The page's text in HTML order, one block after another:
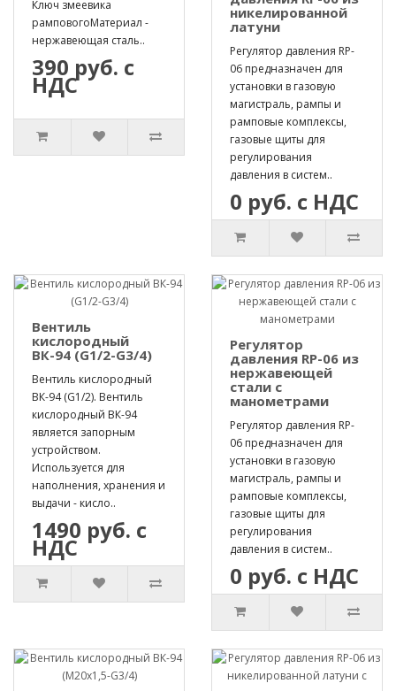
Ключ змеевика
рамповогоМатериал -
нержавеющая сталь..
390 руб. с
НДС
никелированной
латуни
Регулятор давления RP-
06 предназначен для
установки в газовую
магистраль, рампы и
рамповые комплексы,
газовые щиты для
регулирования
давления в систем..
0 руб. с НДС
Вентиль
кислородный
ВК-94 (G1/2-G3/4)
Вентиль кислородный
ВК-94 (G1/2). Вентиль
кислородный ВК-94
является запорным
устройством.
Используется для
наполнения, хранения и
выдачи - кисло..
1490 руб. с
НДС
Регулятор
давления RP-06 из
нержавеющей
стали с
манометрами
Регулятор давления RP-
06 предназначен для
установки в газовую
магистраль, рампы и
рамповые комплексы,
газовые щиты для
регулирования
давления в систем..
0 руб. с НДС